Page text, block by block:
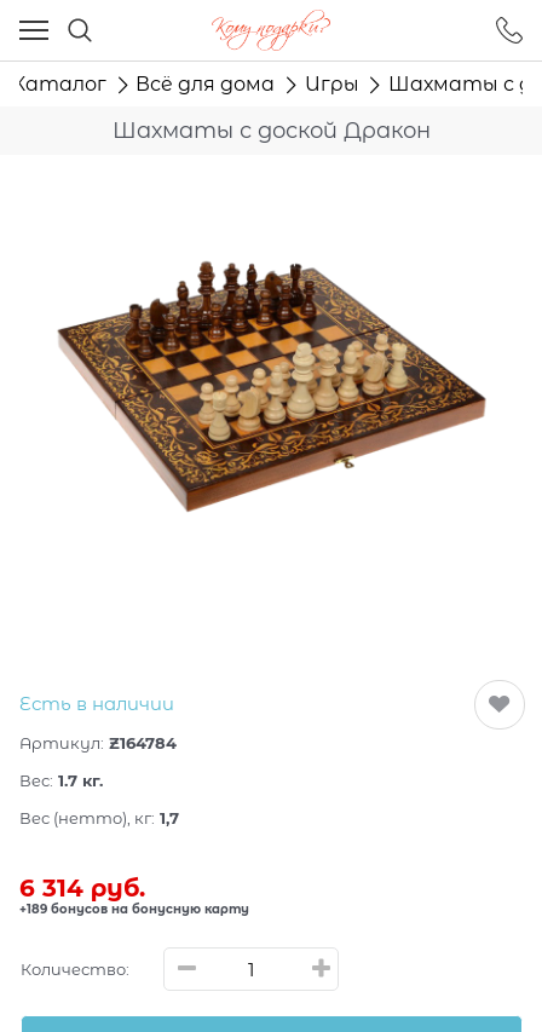
Каталог Всё для дома Игры Шахматы с
Шахматы с доской Дракон
Есть в наличии
Артикул: Z164784
Вес: 1.7 кг.
Вес (нетто), кг: 1,7
6 314 руб.
+189 бонусов на бонусную карту
Количество:
Ваш город - Москва,
угадали?
ДА НЕТ